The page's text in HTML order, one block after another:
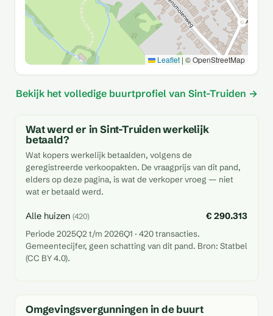
Leaflet | © OpenStreetMap
Bekijk het volledige buurtprofiel van Sint-Truiden →
Wat werd er in Sint-Truiden werkelijk
betaald?
Wat kopers werkelijk betaalden, volgens de
geregistreerde verkoopakten. De vraagprijs van dit pand,
elders op deze pagina, is wat de verkoper vroeg — niet
wat er betaald werd.
Alle huizen (420) € 290.313
Periode 2025Q2 t/m 2026Q1 · 420 transacties.
Gemeentecijfer, geen schatting van dit pand. Bron: Statbel
(CC BY 4.0).
Omgevingsvergunningen in de buurt